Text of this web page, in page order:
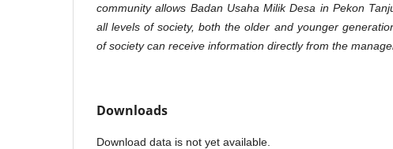
community allows Badan Usaha Milik Desa in Pekon
all levels of society, both the older and younger
of society can receive information directly from the
Downloads
Download data is not yet available.